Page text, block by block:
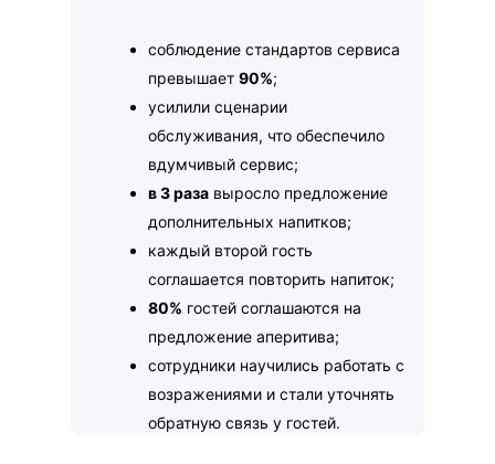
соблюдение стандартов сервиса
превышает 90%;
усилили сценарии
обслуживания, что обеспечило
вдумчивый сервис;
в 3 раза выросло предложение
дополнительных напитков;
каждый второй гость
соглашается повторить напиток;
80% гостей соглашаются на
предложение аперитива;
сотрудники научились работать с
возражениями и стали уточнять
обратную связь у гостей.